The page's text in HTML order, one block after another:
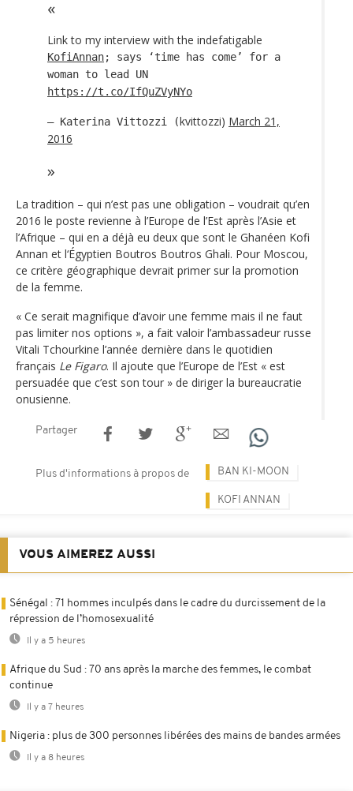
Link to my interview with the indefatigable
KofiAnnan; says ‘time has come’ for a
woman to lead UN
https://t.co/IfQuZVyNYo
— Katerina Vittozzi (kvittozzi) March 21,
2016
La tradition – qui n’est pas une obligation – voudrait qu’en
2016 le poste revienne à l’Europe de l’Est après l’Asie et
l’Afrique – qui en a déjà eu deux que sont le Ghanéen Kofi
Annan et l‘Égyptien Boutros Boutros Ghali. Pour Moscou,
ce critère géographique devrait primer sur la promotion
de la femme.
« Ce serait magnifique d’avoir une femme mais il ne faut
pas limiter nos options », a fait valoir l’ambassadeur russe
Vitali Tchourkine l’année dernière dans le quotidien
français Le Figaro. Il ajoute que l’Europe de l’Est « est
persuadée que c’est son tour » de diriger la bureaucratie
onusienne.
Partager
Plus d'informations à propos de BAN KI-MOON
KOFI ANNAN
VOUS AIMEREZ AUSSI
Sénégal : 71 hommes inculpés dans le cadre du durcissement de la
répression de l’homosexualité
Il y a 5 heures
Afrique du Sud : 70 ans après la marche des femmes, le combat
continue
Il y a 7 heures
Nigeria : plus de 300 personnes libérées des mains de bandes armées
Il y a 8 heures